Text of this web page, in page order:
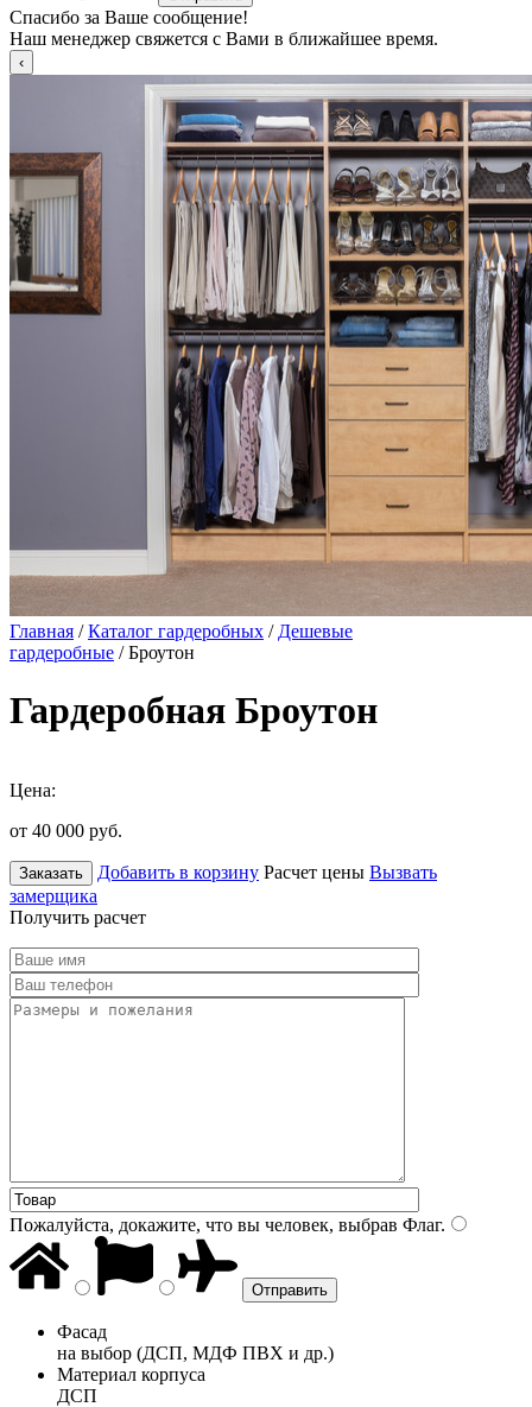
Спасибо за Ваше сообщение!
Наш менеджер свяжется с Вами в ближайшее время.
Главная /Каталог гардеробных / Дешевые
гардеробные / Броутон
Гардеробная Броутон
Цена:
от 40 000 руб.
Заказать Добавить в корзину Расчет цены Вызвать
замерщика
Получить расчет
Пожалуйста, докажите, что вы человек, выбрав Флаг.
Фасад
на выбор (ДСП, МДФ ПВХ и др.)
Материал корпуса
ДСП